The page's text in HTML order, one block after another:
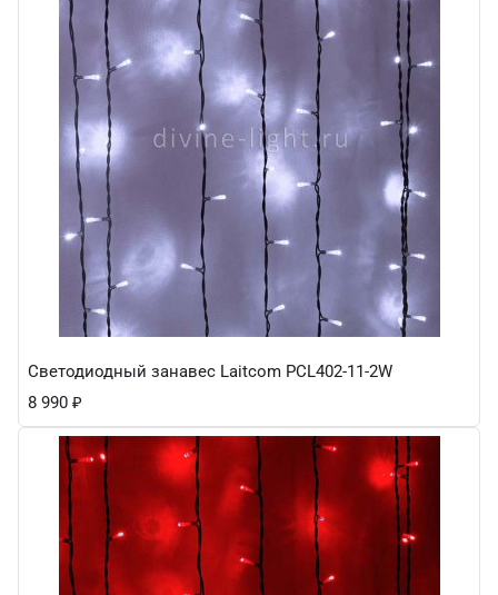
Светодиодный занавес Laitcom PCL402-11-2W
8 990 ₽